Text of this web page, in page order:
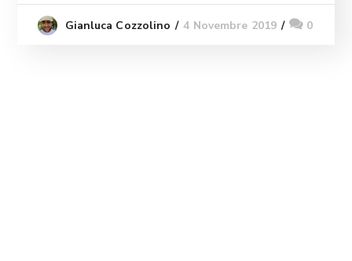
Gianluca Cozzolino 4 Novembre 2019 0